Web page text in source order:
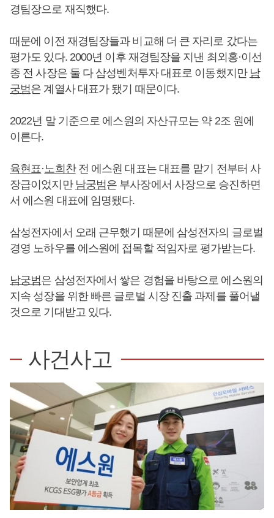
경팀장으로 재직했다.
때문에 이전 재경팀장들과 비교해 더 큰 자리로 갔다는
평가도 있다. 2000년 이후 재경팀장을 지낸 최외홍·이선
종 전 사장은 둘 다 삼성벤처투자 대표로 이동했지만 남
궁범은 계열사 대표가 됐기 때문이다.
2022년 말 기준으로 에스원의 자산규모는 약 2조 원에
이른다.
육현표· 노희찬전 에스원 대표는 대표를 맡기 전부터 사
장급이었지만 남궁범은 부사장에서 사장으로 승진하면
서 에스원 대표에 임명됐다.
삼성전자에서 오래 근무했기 때문에 삼성전자의 글로벌
경영 노하우를 에스원에 접목할 적임자로 평가받는다.
남궁범은 삼성전자에서 쌓은 경험을 바탕으로 에스원의
지속 성장을 위한 빠른 글로벌 시장 진출 과제를 풀어낼
것으로 기대받고 있다.
사건사고